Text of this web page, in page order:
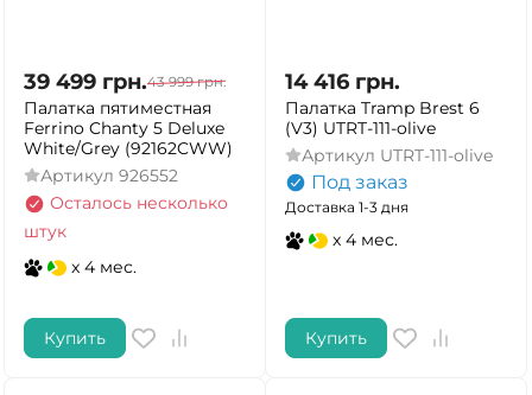
39 499 грн.43 999 грн.
Палатка пятиместная
Ferrino Chanty 5 Deluxe
White/Grey (92162CWW)
Артикул 926552
Осталось несколько
штук
x 4 мес.
Купить
14 416 грн.
Палатка Tramp Brest 6
(V3) UTRT-111-olive
Артикул UTRT-111-olive
Под заказ
Доставка 1-3 дня
x 4 мес.
Купить